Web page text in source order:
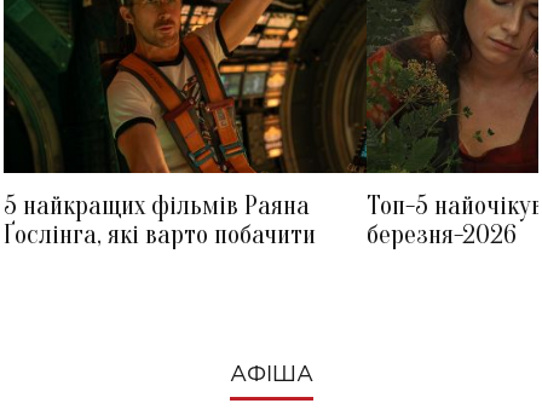
5 найкращих фільмів Раяна
Ґослінга, які варто побачити
Топ-5
березня-2026
АФІША